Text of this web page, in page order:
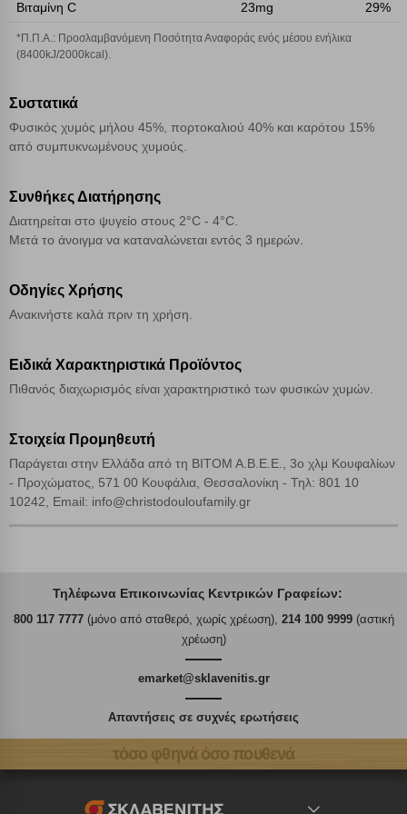
Βιταμίνη C
23mg 29%
*Π.Π.Α.: Προσλαμβανόμενη Ποσότητα Αναφοράς ενός μέσου ενήλικα
(8400kJ/2000kcal).
Συστατικά
Φυσικός χυμός μήλου 45%, πορτοκαλιού 40% και καρότου 15%
από συμπυκνωμένους χυμούς.
Συνθήκες Διατήρησης
Διατηρείται στο ψυγείο στους 2°C - 4°C.
Μετά το άνοιγμα να καταναλώνεται εντός 3 ημερών.
Οδηγίες Χρήσης
Ανακινήστε καλά πριν τη χρήση.
Ειδικά Χαρακτηριστικά Προϊόντος
Πιθανός διαχωρισμός είναι χαρακτηριστικό των φυσικών χυμών.
Στοιχεία Προμηθευτή
Παράγεται στην Ελλάδα από τη ΒΙΤΟΜ Α.Β.Ε.Ε., 3ο χλμ Κουφαλίων
- Προχώματος, 571 00 Κουφάλια, Θεσσαλονίκη - Τηλ: 801 10
10242, Email: info@christodouloufamily.gr
Τηλέφωνα Επικοινωνίας Κεντρικών Γραφείων:
800 117 7777(μόνο από σταθερό, χωρίς χρέωση), 214 100 9999(αστική
χρέωση)
emarket@sklavenitis.gr
Απαντήσεις σε συχνές ερωτήσεις
τόσο φθηνά όσο πουθενά
Αποθήκευση ρυθμίσεων
Αποδοχή όλων